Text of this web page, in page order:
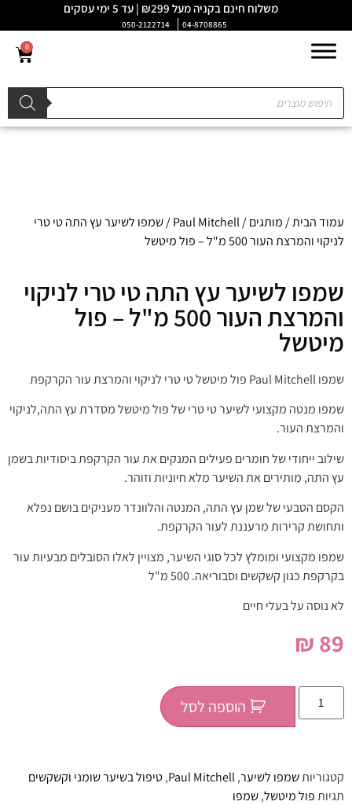
משלוח חינם בקניה מעל ₪299 | עד 5 ימי עסקים
04-8708865
050-2122714
0
עמוד הבית/מותגים/
Paul Mitchell/ שמפו לשיער עץ התה טי טרי
לניקוי והמרצת העור 500 מ"ל – פול מיטשל
שמפו לשיער עץ התה טי טרי לניקוי
והמרצת העור 500 מ"ל – פול
מיטשל
שמפו Paul Mitchell פול מיטשל טי טרי לניקוי והמרצת עור הקרקפת
שמפו מנטה מקצועי לשיער טי טרי של פול מיטשל מסדרת עץ התה,לניקוי
והמרצת העור.
שילוב ייחודי של חומרים פעילים המנקים את עור הקרקפת ביסודיות בשמן
עץ התה, מותירים את השיער מלא חיוניות וזוהר.
הקסם הטבעי של שמן עץ התה, המנטה והלוונדר מעניקים בושם נפלא
ותחושת קרירות מרעננת לעור הקרקפת.
שמפו מקצועי ומומלץ לכל סוגי השיער, מצויין לאלו הסובלים מבעיות עור
בקרקפת כגון קשקשים וסבוריאה. 500 מ"ל
לא נוסה על בעלי חיים
₪ 89
הוספה לסל
קטגוריותשמפו לשיער,
Paul Mitchell
,טיפול בשיער שומני וקשקשים
תגיותפול מיטשל,שמפו